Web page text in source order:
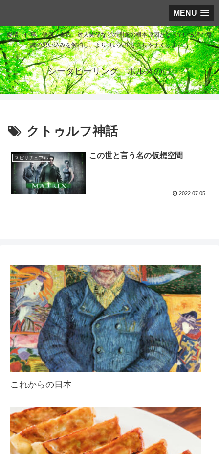
MENU
愛情、仕事、健康、金銭、対人関係などの問題の根本原因となっている潜在意
識の思い込みを解消し、より良い人生を送りやすくします。
シータヒーリング ホルスの目
クトゥルフ神話
スピリチュアル この世と言う名の仮想空間
2022.07.05
これからの日本